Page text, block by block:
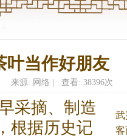
叶当作好朋友
来源: 网络 | 查看: 38396次
采摘、制造
根据历史记